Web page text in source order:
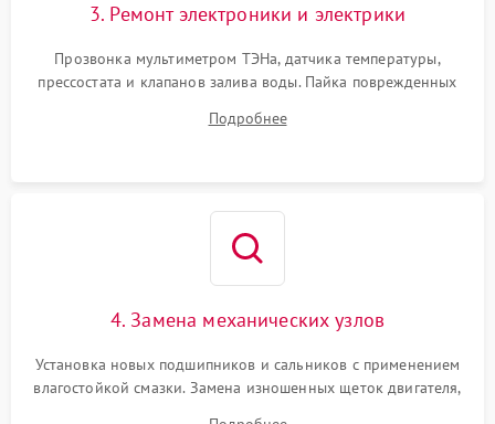
3. Ремонт электроники и электрики
Прозвонка мультиметром ТЭНа, датчика температуры,
прессостата и клапанов залива воды. Пайка поврежденных
Восстановление целостности проводки и контактов.
Подробнее
4. Замена механических узлов
Установка новых подшипников и сальников с применением
влагостойкой смазки. Замена изношенных щеток двигателя,